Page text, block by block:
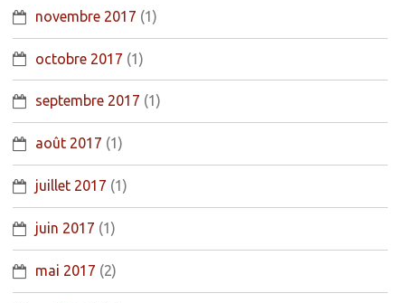
novembre 2017 (1)
octobre 2017 (1)
septembre 2017 (1)
août 2017 (1)
juillet 2017 (1)
juin 2017 (1)
mai 2017 (2)